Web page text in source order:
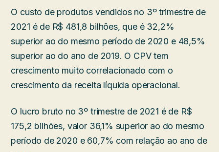
O custo de produtos vendidos no 3º trimestre de
2021 é de R$ 481,8 bilhões, que é 32,2%
superior ao do mesmo período de 2020 e 48,5%
superior ao do ano de 2019. O CPV tem
crescimento muito correlacionado com o
crescimento da receita líquida operacional.
O lucro bruto no 3º trimestre de 2021 é de R$
175,2 bilhões, valor 36,1% superior ao do mesmo
período de 2020 e 60,7% com relação ao ano de